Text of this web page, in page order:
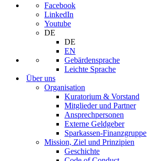
Facebook
LinkedIn
Youtube
DE
DE
EN
Gebärdensprache
Leichte Sprache
Über uns
Organisation
Kuratorium & Vorstand
Mitglieder und Partner
Ansprechpersonen
Externe Geldgeber
Sparkassen-Finanzgruppe
Mission, Ziel und Prinzipien
Geschichte